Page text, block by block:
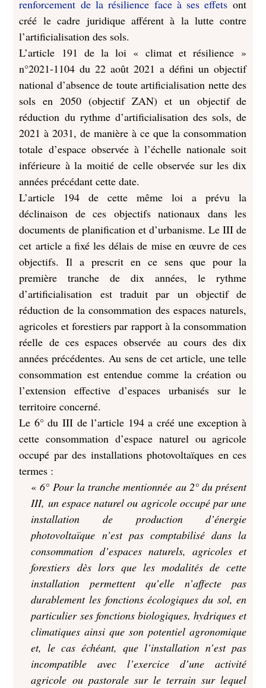
renforcement de la résilience face à ses effets ont
créé le cadre juridique afférent à la lutte contre
l’artificialisation des sols.
L’article 191 de la loi « climat et résilience »
n°2021-1104 du 22 août 2021 a défini un objectif
national d’absence de toute artificialisation nette des
sols en 2050 (objectif ZAN) et un objectif de
réduction du rythme d’artificialisation des sols, de
2021 à 2031, de manière à ce que la consommation
totale d’espace observée à l’échelle nationale soit
inférieure à la moitié de celle observée sur les dix
années précédant cette date.
L’article 194 de cette même loi a prévu la
déclinaison de ces objectifs nationaux dans les
documents de planification et d’urbanisme. Le III de
cet article a fixé les délais de mise en œuvre de ces
objectifs. Il a prescrit en ce sens que pour la
première tranche de dix années, le rythme
d’artificialisation est traduit par un objectif de
réduction de la consommation des espaces naturels,
agricoles et forestiers par rapport à la consommation
réelle de ces espaces observée au cours des dix
années précédentes. Au sens de cet article, une telle
consommation est entendue comme la création ou
l’extension effective d’espaces urbanisés sur le
territoire concerné.
Le 6° du III de l’article 194 a créé une exception à
cette consommation d’espace naturel ou agricole
occupé par des installations photovoltaïques en ces
termes :
«6° Pour la tranche mentionnée au 2° du présent
III, un espace naturel ou agricole occupé par une
installation de production d’énergie
photovoltaïque n’est pas comptabilisé dans la
consommation d’espaces naturels, agricoles et
forestiers dès lors que les modalités de cette
installation permettent qu’elle n’affecte pas
durablement les fonctions écologiques du sol, en
particulier ses fonctions biologiques, hydriques et
climatiques ainsi que son potentiel agronomique
et, le cas échéant, que l’installation n’est pas
incompatible avec l’exercice d’une activité
agricole ou pastorale sur le terrain sur lequel